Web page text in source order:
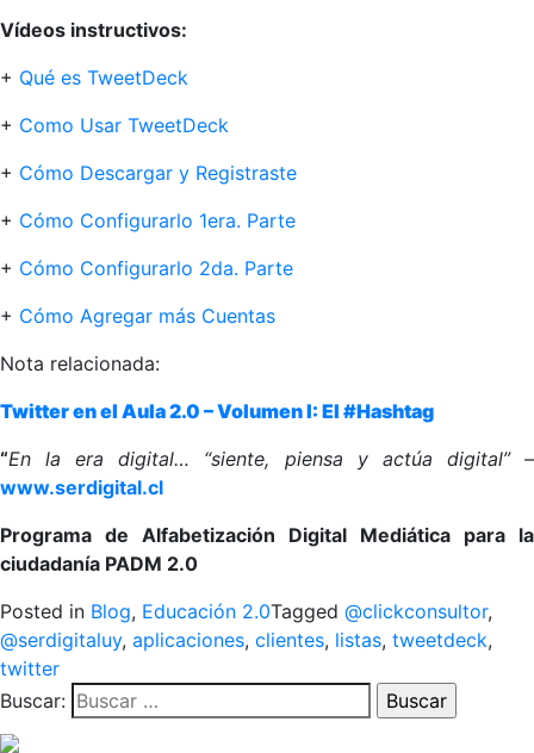
Vídeos instructivos:
+ Qué es TweetDeck
+ Como Usar TweetDeck
+ Cómo Descargar y Registraste
+ Cómo Configurarlo 1era. Parte
+ Cómo Configurarlo 2da. Parte
+ Cómo Agregar más Cuentas
Nota relacionada:
Twitter en el Aula 2.0 – Volumen I: El #Hashtag
“En la era digital… “siente, piensa y actúa digital” –
www.serdigital.cl
Programa de Alfabetización Digital Mediática para la
ciudadanía PADM 2.0
Posted in Blog, Educación 2.0Tagged @clickconsultor,
@serdigitaluy, aplicaciones, clientes, listas, tweetdeck,
twitter
Buscar: